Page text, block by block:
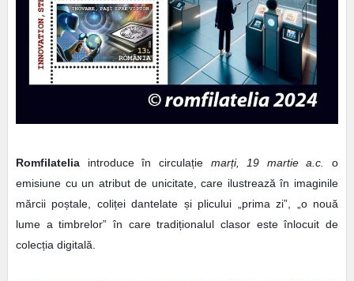
Romfilateliaintroduce în circulație marți, 19 martie a.c.
o
emisiune cu un atribut de unicitate, care ilustrează în imaginile
mărcii poștale, coliței dantelate și plicului „prima zi”, „o nouă
lume a timbrelor” în care tradiționalul clasor este înlocuit de
colecția digitală.